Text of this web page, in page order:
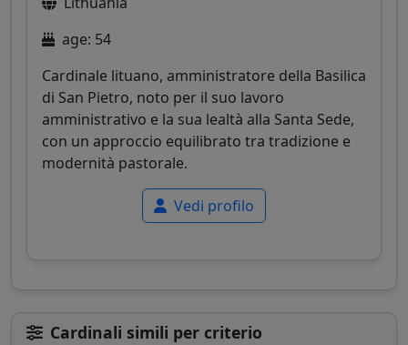
age: 54
Cardinale lituano, amministratore della Basilica
di San Pietro, noto per il suo lavoro
amministrativo e la sua lealtà alla Santa Sede,
con un approccio equilibrato tra tradizione e
modernità pastorale.
Vedi profilo
Cardinali simili per criterio